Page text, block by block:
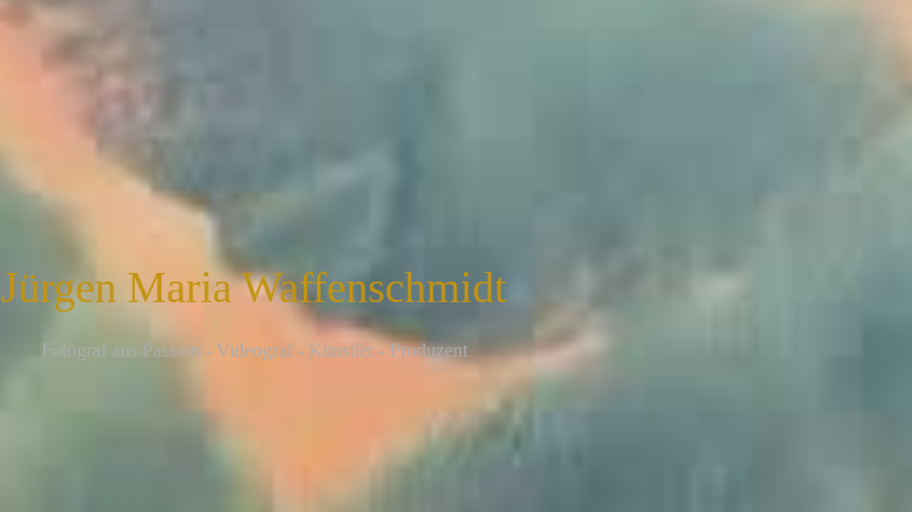
Jürgen Maria Waffenschmidt
Fotograf aus Passion - Videograf - Künstler - Produzent